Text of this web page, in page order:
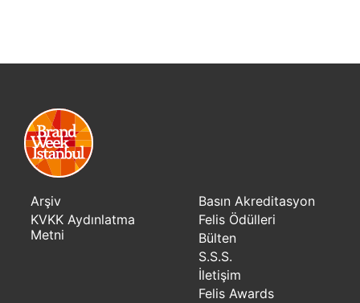
Arşiv
KVKK Aydınlatma
Metni
Basın Akreditasyon
Felis Ödülleri
Bülten
S.S.S.
İletişim
Felis Awards